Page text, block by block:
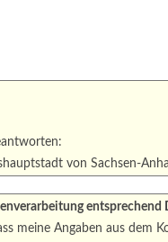
leer.
von Sachsen-
entsprechend
meine Angaben aus dem